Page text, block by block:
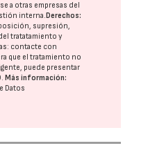
a otras empresas del
interna. Derechos:
supresión,
tratatamiento y
contacte con
que el tratamiento no
puede presentar
. Más información:
Datos